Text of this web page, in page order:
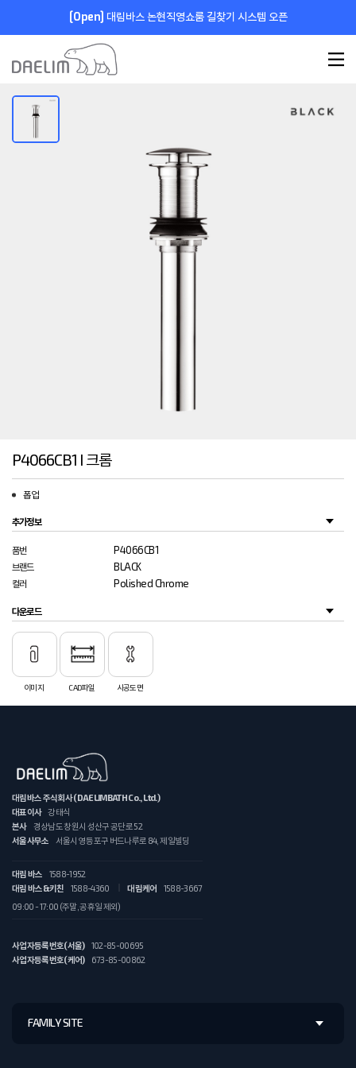
[Open] 대림바스 논현직영쇼룸 길찾기 시스템 오픈
P4066CB1 I 크롬
폽업
추가정보
품번 P4066CB1
브랜드 BLACK
컬러 Polished Chrome
다운로드
이미지 CAD파일 시공도면
대림바스 주식회사 (DAELIMBATH Co., Ltd.)
대표이사
강태식
본사
경상남도 창원시 성산구 공단로 52
서울사무소
서울시 영등포구 버드나루로 84, 제일빌딩
대림 바스
1588-1952
대림 바스&키친
1588-4360 대림케어
1588-3667
09:00 - 17:00 (주말, 공휴일 제외)
사업자등록번호(서울)
102-85-00695
사업자등록번호(케어)
673-85-00862
FAMILY SITE